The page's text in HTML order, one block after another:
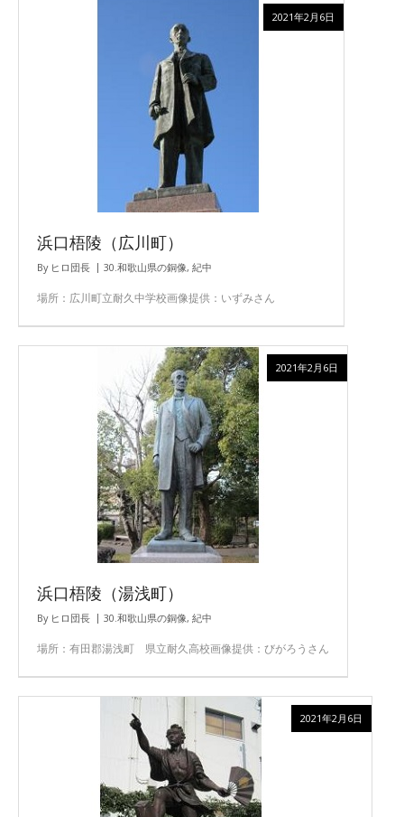
浜口梧陵（広川町）
By ヒロ団長 30.和歌山県の銅像, 紀中
場所：広川町立耐久中学校画像提供：いずみさん
2021年2月6日
浜口梧陵（湯浅町）
By ヒロ団長 30.和歌山県の銅像, 紀中
場所：有田郡湯浅町 県立耐久高校画像提供：びがろうさん
2021年2月6日
2021年2月6日